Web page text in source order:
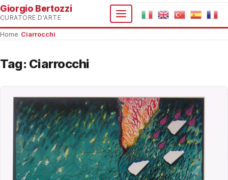
Giorgio Bertozzi
CURATORE D'ARTE
Home Ciarrocchi
Tag: Ciarrocchi